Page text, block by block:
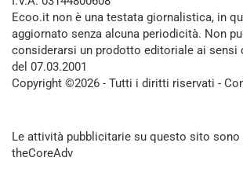
Ecoo.it non è una testata giornalistica, in
aggiornato senza alcuna periodicità. Non
considerarsi un prodotto editoriale ai sensi
del 07.03.2001
Copyright ©2026 - Tutti i diritti riservati -
Le attività pubblicitarie su questo sito sono
theCoreAdv